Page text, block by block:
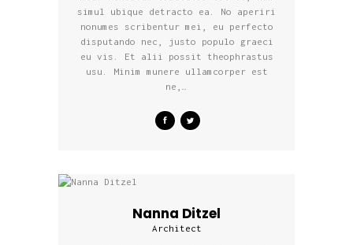
simul ubique detracto ea. No aperiri
nonumes scribentur mei, eu perfecto
disputando nec, justo populo graeci
eu vis. Et alii possit theophrastus
usu. Minim munere ullamcorper est
ne,…
Nanna Ditzel
Architect